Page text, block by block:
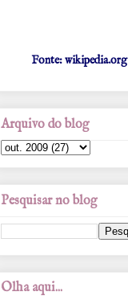
Fonte: wikipedia.org
Arquivo do blog
Pesquisar no blog
Olha aqui...